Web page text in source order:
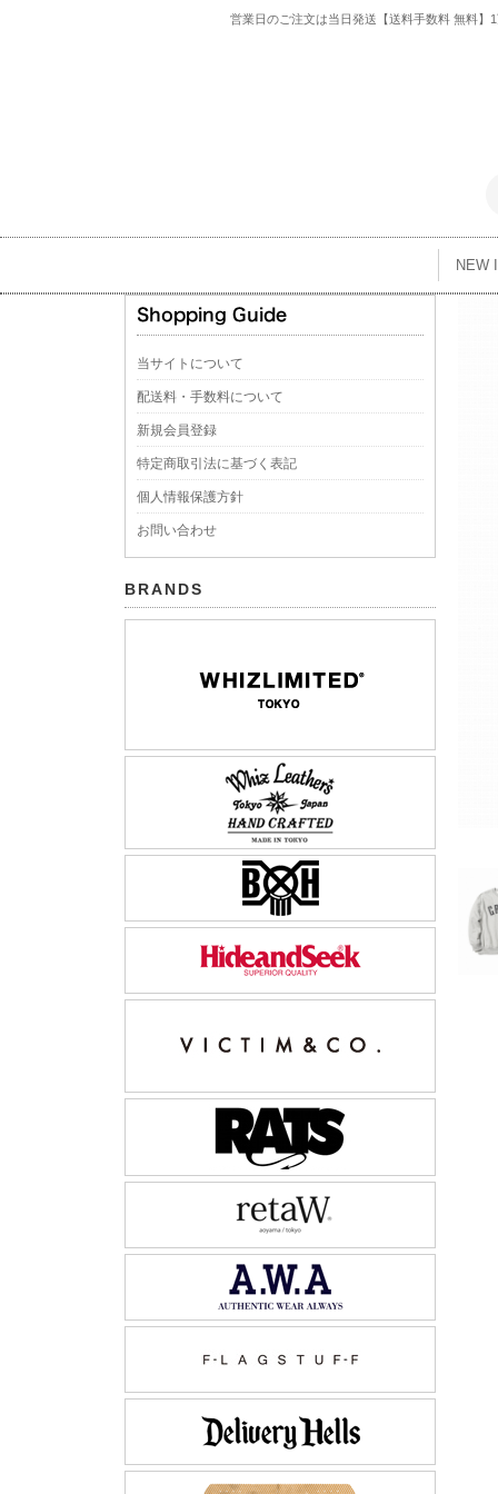
営業日のご注文は当日発送【送料手数料 無料
NEW
当サイトについて
配送料・手数料について
新規会員登録
特定商取引法に基づく表記
個人情報保護方針
お問い合わせ
BRANDS